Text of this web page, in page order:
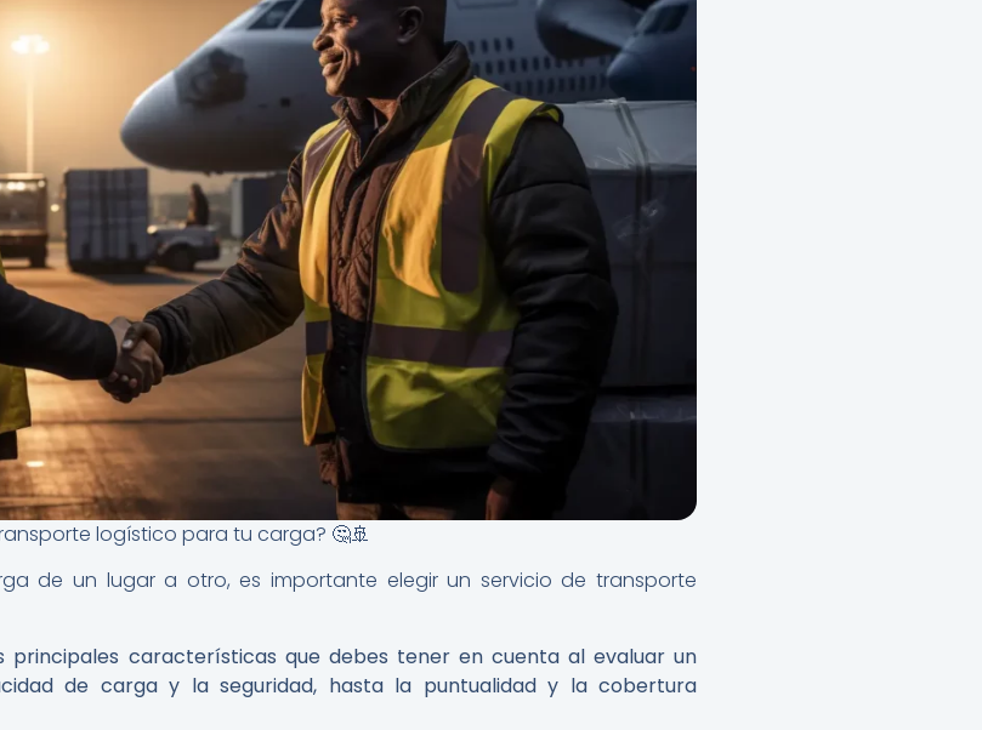
logístico para tu carga? 🤔🚢
de un lugar a otro, es importante elegir un servicio de transporte
principales características que debes tener en cuenta al evaluar un
de carga y la seguridad, hasta la puntualidad y la cobertura